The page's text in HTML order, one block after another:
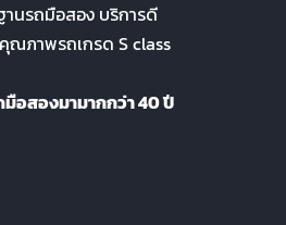
านรถมือสอง บริการดี
ณภาพรถเกรด S class
มือสองมามากกว่า 40 ปี